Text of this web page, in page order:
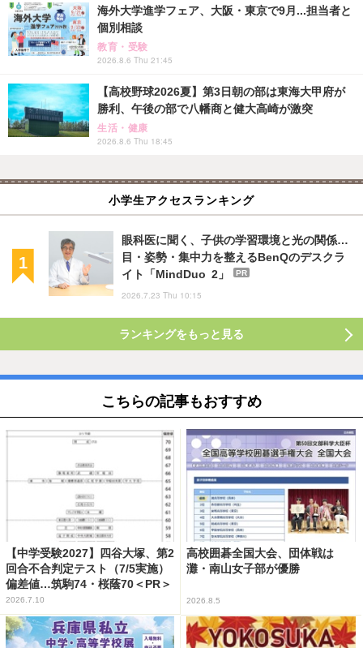
海外大学進学フェア、大阪・東京で9月...担当者と
個別相談
教育・受験
2026.8.6 Thu 21:45
【高校野球2026夏】第3日朝の部は東海大甲府が
勝利、午後の部で八幡商と健大高崎が激突
生活・健康
2026.8.6 Thu 18:45
小学生アクセスランキング
眼科医に聞く、子供の学習環境と光の関係…
目・姿勢・集中力を整えるBenQのデスクラ
イト「MindDuo 2」
PR
2026.7.23 Thu 10:15
ランキングをもっと見る
こちらの記事もおすすめ
【中学受験2027】四谷大塚、第2
回合不合判定テスト（7/5実施）
偏差値…筑駒74・桜蔭70＜PR＞
2026.7.10
高校囲碁全国大会、団体戦は
灘・南山女子部が優勝
2026.8.5